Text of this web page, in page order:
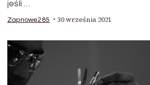
jeśli …
Zapnowe285 30 września 2021